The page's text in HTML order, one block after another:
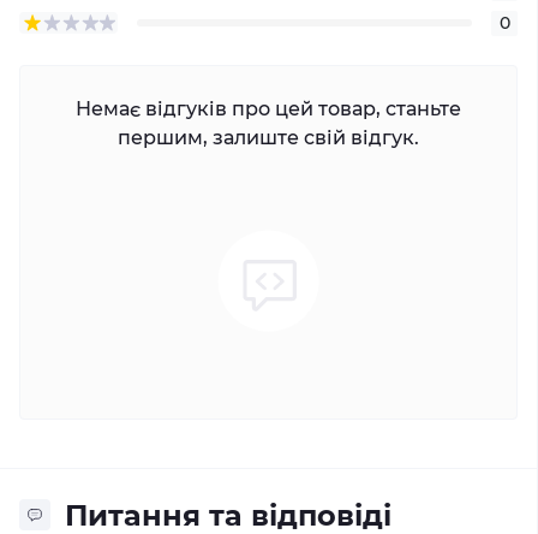
0
Немає відгуків про цей товар, станьте
першим, залиште свій відгук.
Питання та відповіді